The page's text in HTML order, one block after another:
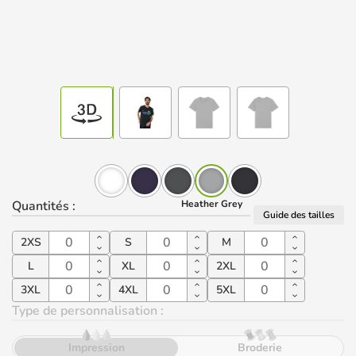
Heather Grey
Quantités : Guide des tailles
2XS S
M
L
XL
2XL
3XL
4XL 5XL
Type de personnalisation :
Impression Broderie